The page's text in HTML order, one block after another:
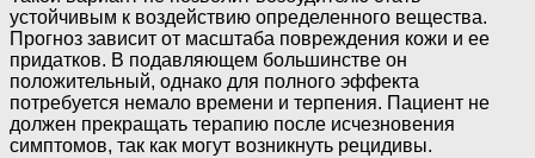
устойчивым к воздействию определенного вещества.
Прогноз зависит от масштаба повреждения кожи и ее
придатков. В подавляющем большинстве он
положительный, однако для полного эффекта
потребуется немало времени и терпения. Пациент не
должен прекращать терапию после исчезновения
симптомов, так как могут возникнуть рецидивы.